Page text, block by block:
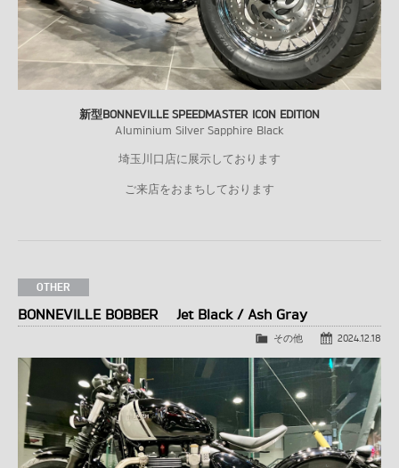
新型BONNEVILLE SPEEDMASTER ICON EDITION
Aluminium Silver Sapphire Black
埼玉川口店に展示しております
ご来店をおまちしております
OTHER
BONNEVILLE BOBBER Jet Black / Ash Gray
2024.12.18
その他